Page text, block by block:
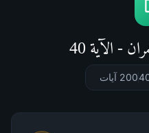
- الآية 40
200 آيات